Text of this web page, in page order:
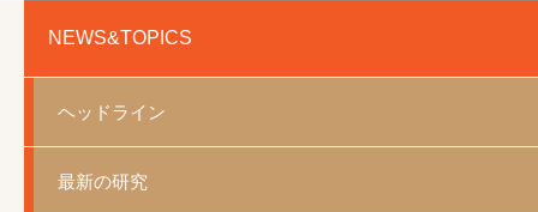
NEWS&TOPICS
ヘッドライン
最新の研究